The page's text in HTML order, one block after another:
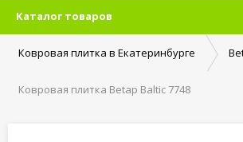
Каталог товаров
Ковровая плитка в Екатеринбурге
Ковровая плитка Betap Baltic 7748